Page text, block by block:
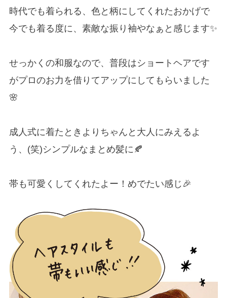
時代でも着られる、色と柄にしてくれたおかげで
今でも着る度に、素敵な振り袖やなぁと感じます✨
せっかくの和服なので、普段はショートヘアです
がプロのお力を借りてアップにしてもらいました
🌸
成人式に着たときよりちゃんと大人にみえるよ
う、(笑)シンプルなまとめ髪に🍂
帯も可愛くしてくれたよー！めでたい感じ🎉